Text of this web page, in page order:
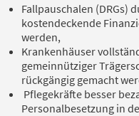
Fallpauschalen (DRGs)
kostendeckende
werden,
Krankenhäuser
gemeinnütziger
rückgängig gemacht
Pflegekräfte besser
Personalbesetzung in